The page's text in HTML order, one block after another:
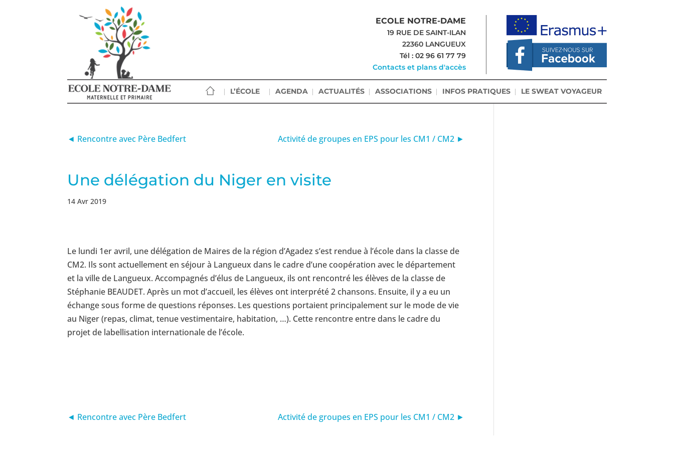
ECOLE NOTRE-DAME
19 RUE DE SAINT-ILAN
22360 LANGUEUX
Tél : 02 96 61 77 79
Contacts et plans d'accès
L’ÉCOLE AGENDA ACTUALITÉS ASSOCIATIONS INFOS PRATIQUES LE SWEAT VOYAGEUR
◄ Rencontre avec Père Bedfert Activité de groupes en EPS pour les CM1 / CM2 ►
Une délégation du Niger en visite
14 Avr 2019
Le lundi 1er avril, une délégation de Maires de la région d’Agadez s’est rendue à l’école dans la classe de
CM2. Ils sont actuellement en séjour à Langueux dans le cadre d’une coopération avec le département
et la ville de Langueux. Accompagnés d’élus de Langueux, ils ont rencontré les élèves de la classe de
Stéphanie BEAUDET. Après un mot d’accueil, les élèves ont interprété 2 chansons. Ensuite, il y a eu un
échange sous forme de questions réponses. Les questions portaient principalement sur le mode de vie
au Niger (repas, climat, tenue vestimentaire, habitation, …). Cette rencontre entre dans le cadre du
projet de labellisation internationale de l’école.
◄ Rencontre avec Père Bedfert Activité de groupes en EPS pour les CM1 / CM2 ►